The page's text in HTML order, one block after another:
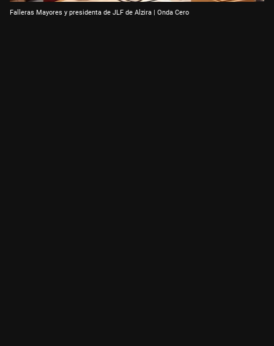
Falleras Mayores y presidenta de JLF de Alzira | Onda Cero